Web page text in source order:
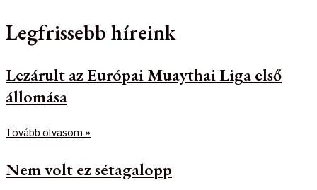
Legfrissebb híreink
Lezárult az Európai Muaythai Liga első
állomása
Tovább olvasom »
Nem volt ez sétagalopp